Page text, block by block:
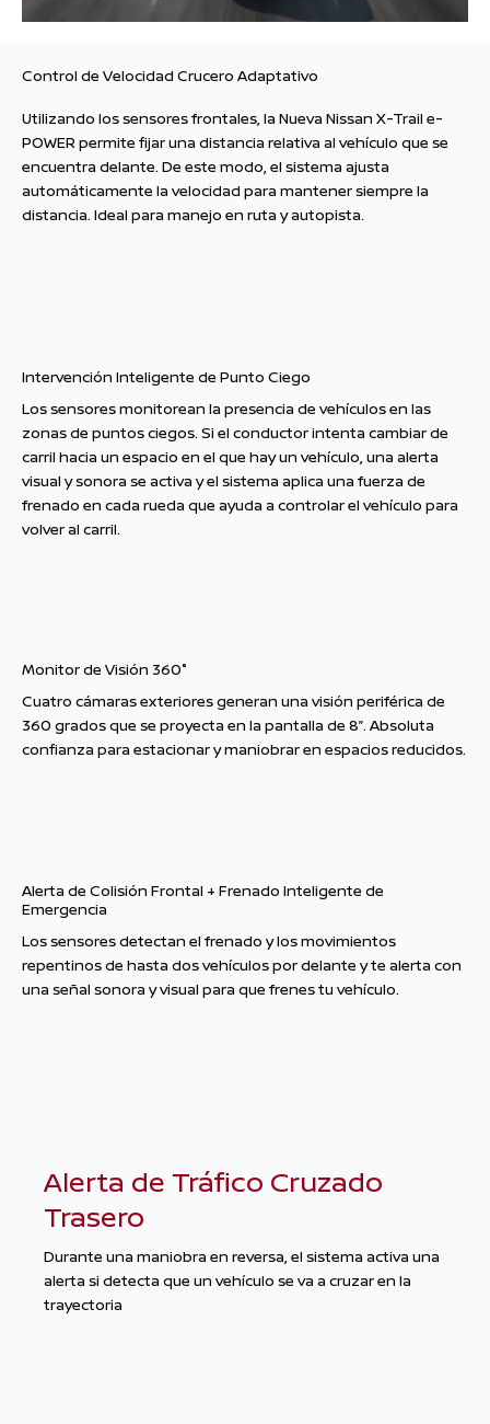
Control de Velocidad Crucero Adaptativo
Utilizando los sensores frontales, la Nueva Nissan X-Trail e-
POWER permite fijar una distancia relativa al vehículo que se
encuentra delante. De este modo, el sistema ajusta
automáticamente la velocidad para mantener siempre la
distancia. Ideal para manejo en ruta y autopista.
Intervención Inteligente de Punto Ciego
Los sensores monitorean la presencia de vehículos en las
zonas de puntos ciegos. Si el conductor intenta cambiar de
carril hacia un espacio en el que hay un vehículo, una alerta
visual y sonora se activa y el sistema aplica una fuerza de
frenado en cada rueda que ayuda a controlar el vehículo para
volver al carril.
Monitor de Visión 360°
Cuatro cámaras exteriores generan una visión periférica de
360 grados que se proyecta en la pantalla de 8”. Absoluta
confianza para estacionar y maniobrar en espacios reducidos.
Alerta de Colisión Frontal + Frenado Inteligente de
Emergencia
Los sensores detectan el frenado y los movimientos
repentinos de hasta dos vehículos por delante y te alerta con
una señal sonora y visual para que frenes tu vehículo.
Alerta de Tráfico Cruzado
Trasero
Durante una maniobra en reversa, el sistema activa una
alerta si detecta que un vehículo se va a cruzar en la
trayectoria